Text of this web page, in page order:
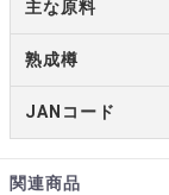
主な原料
熟成樽
JANコード
関連商品